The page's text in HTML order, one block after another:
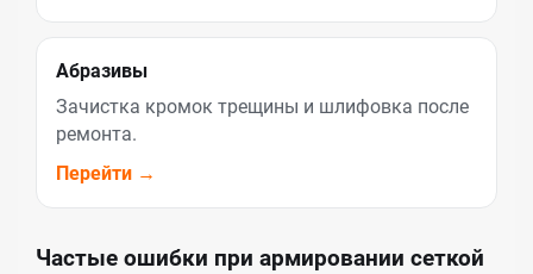
Абразивы
Зачистка кромок трещины и шлифовка после
ремонта.
Перейти →
Частые ошибки при армировании сеткой